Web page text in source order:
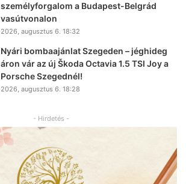
személyforgalom a Budapest-Belgrád
vasútvonalon
2026, augusztus 6. 18:32
Nyári bombaajánlat Szegeden – jéghideg
áron vár az új Škoda Octavia 1.5 TSI Joy a
Porsche Szegednél!
2026, augusztus 6. 18:28
- Hirdetés -